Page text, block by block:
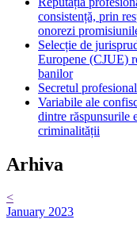
consistență, prin
onorezi
Selecție de
Europene (CJUE)
banilor
Secretul
Variabile ale
dintre răspunsurile
criminalității
Arhiva
<
January 2023